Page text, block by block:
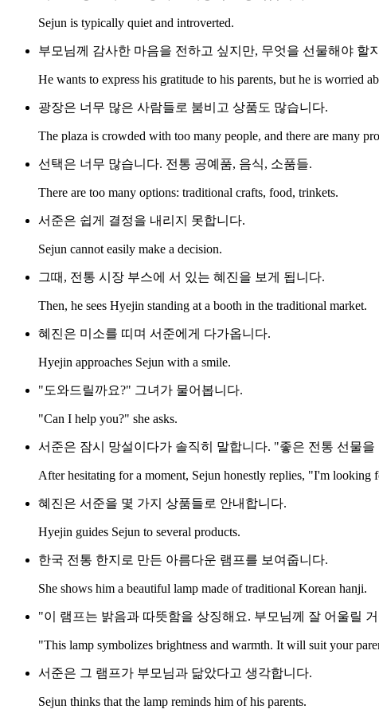
Sejun is typically quiet and introverted.
부모님께 감사한 마음을 전하고 싶지만, 무엇을 선물해야 할
He wants to express his gratitude to his parents, but he is worried
광장은 너무 많은 사람들로 붐비고 상품도 많습니다.
The plaza is crowded with too many people, and there are many
선택은 너무 많습니다. 전통 공예품, 음식, 소품들.
There are too many options: traditional crafts, food, trinkets.
서준은 쉽게 결정을 내리지 못합니다.
Sejun cannot easily make a decision.
그때, 전통 시장 부스에 서 있는 혜진을 보게 됩니다.
Then, he sees Hyejin standing at a booth in the traditional market.
혜진은 미소를 띠며 서준에게 다가옵니다.
Hyejin approaches Sejun with a smile.
"도와드릴까요?" 그녀가 물어봅니다.
"Can I help you?" she asks.
서준은 잠시 망설이다가 솔직히 말합니다. "좋은 전통 선물
After hesitating for a moment, Sejun honestly replies, "I'm
혜진은 서준을 몇 가지 상품들로 안내합니다.
Hyejin guides Sejun to several products.
한국 전통 한지로 만든 아름다운 램프를 보여줍니다.
She shows him a beautiful lamp made of traditional Korean hanji.
"이 램프는 밝음과 따뜻함을 상징해요. 부모님께 잘 어울릴
"This lamp symbolizes brightness and warmth. It will suit your
서준은 그 램프가 부모님과 닮았다고 생각합니다.
Sejun thinks that the lamp reminds him of his parents.